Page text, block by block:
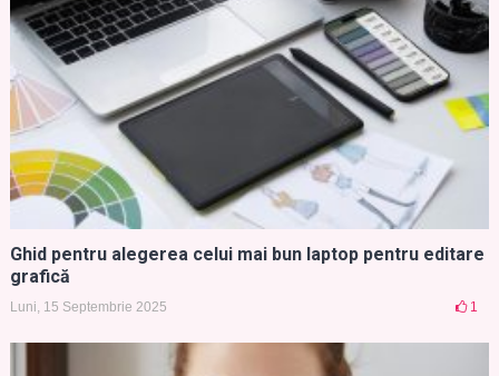
Ghid pentru alegerea celui mai bun laptop pentru editare
grafică
Luni, 15 Septembrie 2025 1